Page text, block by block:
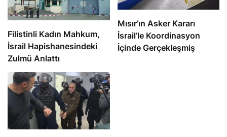
Filistinli Kadın Mahkum,
İsrail Hapishanesindeki
Zulmü Anlattı
Mısır’ın Asker Kararı
İsrail’le Koordinasyon
İçinde Gerçekleşmiş